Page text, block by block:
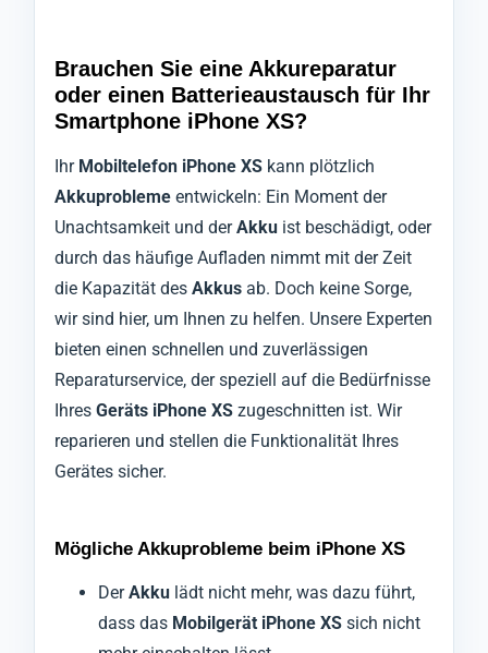
Brauchen Sie eine Akkureparatur
oder einen Batterieaustausch für Ihr
Smartphone iPhone XS?
Ihr Mobiltelefon iPhone XS kann plötzlich
Akkuprobleme entwickeln: Ein Moment der
Unachtsamkeit und derAkku ist beschädigt, oder
durch das häufige Aufladen nimmt mit der Zeit
die Kapazität des Akkus ab. Doch keine Sorge,
wir sind hier, um Ihnen zu helfen. Unsere Experten
bieten einen schnellen und zuverlässigen
Reparaturservice, der speziell auf die Bedürfnisse
Ihres Geräts iPhone XS zugeschnitten ist. Wir
reparieren und stellen die Funktionalität Ihres
Gerätes sicher.
Mögliche Akkuprobleme beim iPhone XS
DerAkku lädt nicht mehr, was dazu führt,
dass das Mobilgerät iPhone XS sich nicht